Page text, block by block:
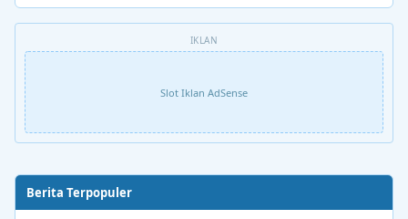
IKLAN
Slot Iklan AdSense
Berita Terpopuler